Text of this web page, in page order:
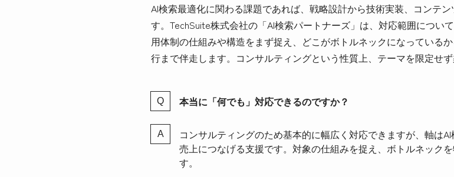
AI検索最適化に関わる課題であれば、戦略設計から技術実装、コンテ
す。TechSuite株式会社の「AI検索パートナーズ」は、対応範囲につい
用体制の仕組みや構造をまず捉え、どこがボトルネックになっている
行まで伴走します。コンサルティングという性質上、テーマを限定せ
本当に「何でも」対応できるのですか？
コンサルティングのため基本的に幅広く対応できますが、軸は
売上につなげる支援です。対象の仕組みを捉え、ボトルネック
す。